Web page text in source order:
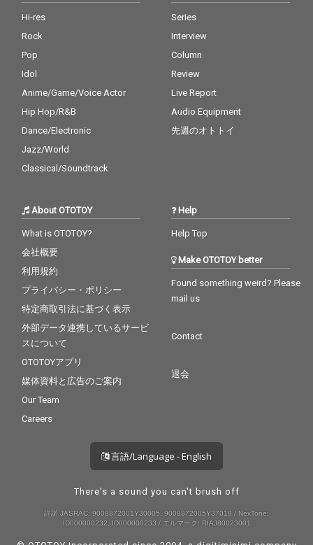
Hi-res
Rock
Pop
Idol
Anime/Game/Voice Actor
Hip Hop/R&B
Dance/Electronic
Jazz/World
Classical/Soundtrack
Series
Interview
Column
Review
Live Report
Audio Equipment
先週のオトトイ
About OTOTOY
What is OTOTOY?
会社概要
利用規約
プライバシー・ポリシー
特定商取引法に基づく表示
外部データ連携しているサービ
スについて
OTOTOYアプリ
媒体資料と広告のご案内
Our Team
Careers
Help
Help Top
Make OTOTOY better
Found something weird? Please
mail us
Contact
退会
言語/Language - English
There's a sound you can't brush off
許諾 JASRAC: 9008872001Y30005, 9008872005Y37019 / NexTone:
ID000000232, ID000000233 / エルマーク: RIAJ80023001